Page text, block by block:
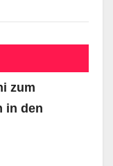
zum
in den